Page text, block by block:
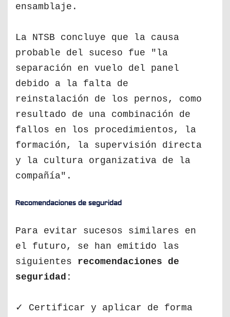
ensamblaje.
La NTSB concluye que la causa
probable del suceso fue "la
separación en vuelo del panel
debido a la falta de
reinstalación de los pernos, como
resultado de una combinación de
fallos en los procedimientos, la
formación, la supervisión directa
y la cultura organizativa de la
compañía".
Recomendaciones de seguridad
Para evitar sucesos similares en
el futuro, se han emitido las
siguientes recomendaciones de
seguridad:
✓ Certificar y aplicar de forma